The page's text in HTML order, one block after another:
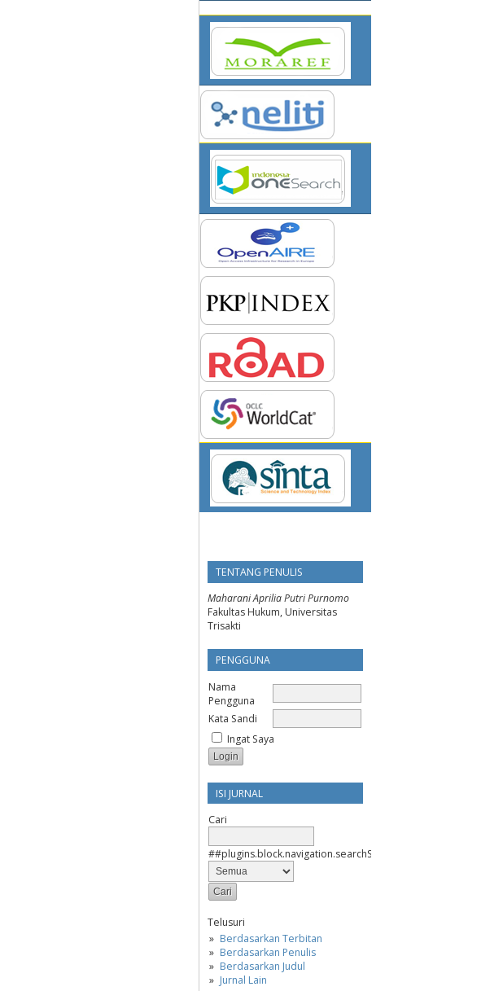
TENTANG PENULIS
Maharani Aprilia Putri Purnomo
Fakultas Hukum, Universitas
Trisakti
PENGGUNA
Nama
Pengguna
Kata Sandi
Ingat Saya
ISI JURNAL
Cari
##plugins.block.navigation.searchScope##
Telusuri
Berdasarkan Terbitan
Berdasarkan Penulis
Berdasarkan Judul
Jurnal Lain